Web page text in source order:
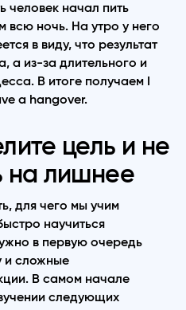
человек начал пить
всю ночь. На утро у него
в виду, что результат
а из-за длительного и
В итоге получаем I
a hangover.
цель и не
на лишнее
для чего мы учим
научиться
в первую очередь
и сложные
В самом начале
следующих